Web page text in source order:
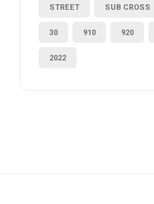
STREET SUB CROSS
30 910 920
2022